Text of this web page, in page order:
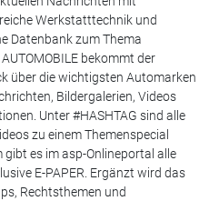
Werkstatttechnik und
Datenbank zum Thema
bekommt der
über die wichtigsten Automarken
Bildergalerien, Videos
Unter #HASHTAG sind alle
zu einem Themenspecial
es im asp-Onlineportal alle
E-PAPER. Ergänzt wird das
Rechtsthemen und